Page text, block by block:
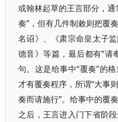
或翰林起草的王言部分，
奏”，但有几件制敕则把覆
名诏》、《肃宗命皇太子
德音》等篇，最后都有“请
句。这是给事中“覆奏”的
才有覆奏程序，所谓“大事
奏而请施行”。给事中的覆
之后，王言进入门下省阶